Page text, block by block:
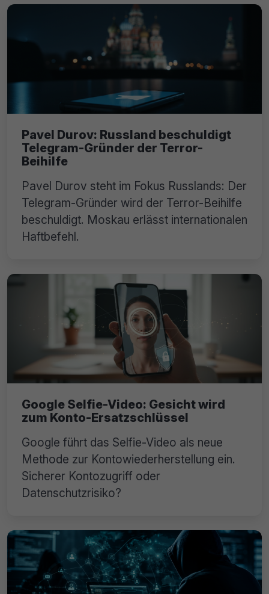
Pavel Durov: Russland beschuldigt
Telegram-Gründer der Terror-
Beihilfe
Pavel Durov steht im Fokus Russlands: Der
Telegram-Gründer wird der Terror-Beihilfe
beschuldigt. Moskau erlässt internationalen
Haftbefehl.
Google Selfie-Video: Gesicht wird
zum Konto-Ersatzschlüssel
Google führt das Selfie-Video als neue
Methode zur Kontowiederherstellung ein.
Sicherer Kontozugriff oder
Datenschutzrisiko?